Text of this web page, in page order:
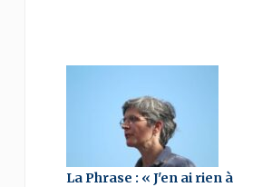
La Phrase : « J'en ai rien à